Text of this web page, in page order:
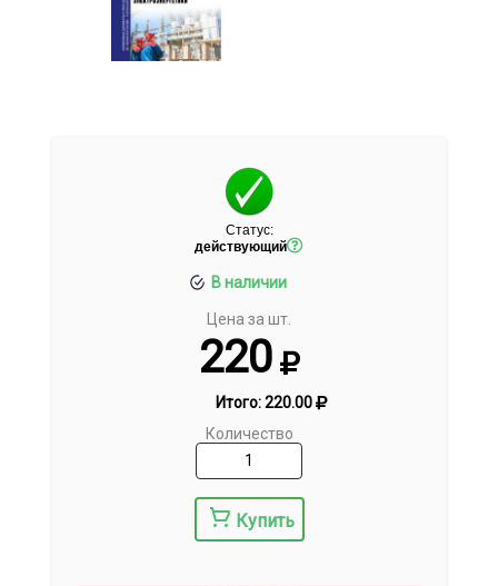
Статус:
действующий
В наличии
Цена за шт.
220
Итого:220.00
Количество
Купить